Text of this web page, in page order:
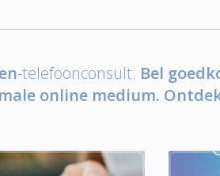
-telefoonconsult. Bel
online medium.